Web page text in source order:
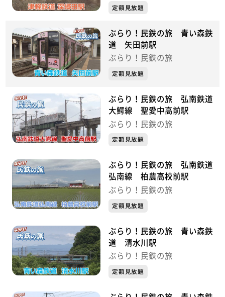
定額見放題
ぶらり！民鉄の旅 青い森鉄
道 矢田前駅
ぶらり！民鉄の旅
定額見放題
ぶらり！民鉄の旅 弘南鉄道
大鰐線 聖愛中高前駅
ぶらり！民鉄の旅
定額見放題
ぶらり！民鉄の旅 弘南鉄道
弘南線 柏農高校前駅
ぶらり！民鉄の旅
定額見放題
ぶらり！民鉄の旅 青い森鉄
道 清水川駅
ぶらり！民鉄の旅
定額見放題